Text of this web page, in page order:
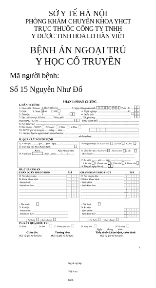
SỞ Y TẾ HÀ NỘI
PHÒNG KHÁM CHUYÊN KHOA YHCT
TRỰC THUỘC CÔNG TY TNHH
Y DƯỢC TINH HOA LD HÀN VIỆT
BỆNH ÁN NGOẠI TRÚ
Y HỌC CỔ TRUYỀN
Mã người bệnh:
Số 15 Nguyễn Như Đổ
1. Họ và tên (In
hoa):
1 9 9 5
8
8
X
X
Nghề nghiệp
Việt Nam
Kinh